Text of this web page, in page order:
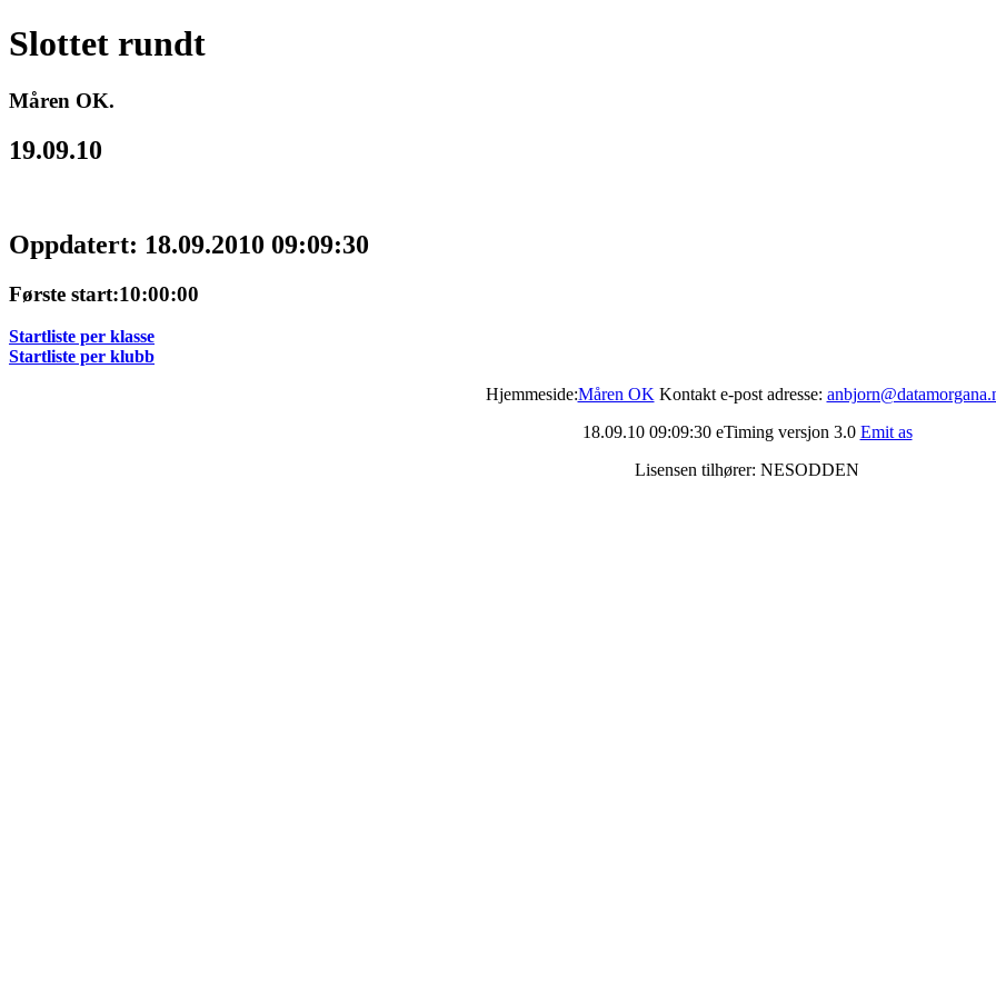
Slottet rundt
Måren OK.
19.09.10
Oppdatert: 18.09.2010 09:09:30
Første start:10:00:00
Startliste per klasse
Startliste per klubb
Hjemmeside:Måren OK Kontakt e-post adresse:
18.09.10 09:09:30 eTiming versjon 3.0 Emit as
Lisensen tilhører: NESODDEN